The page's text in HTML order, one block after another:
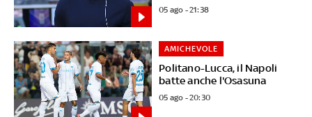
05 ago - 21:38
Politano-Lucca, il Napoli
batte anche l'Osasuna
AMICHEVOLE
05 ago - 20:30